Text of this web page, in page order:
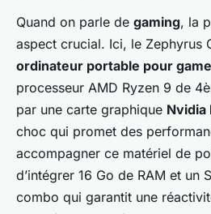
Quand on parle de gaming, la
aspect crucial. Ici, le Zephyrus
ordinateur portable pour
processeur AMD Ryzen 9 de
par une carte graphique Nvidia
choc qui promet des
accompagner ce matériel de
d’intégrer 16 Go de RAM et un
combo qui garantit une